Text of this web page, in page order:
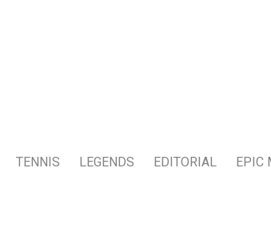
TENNIS LEGENDS EDITORIAL EPIC